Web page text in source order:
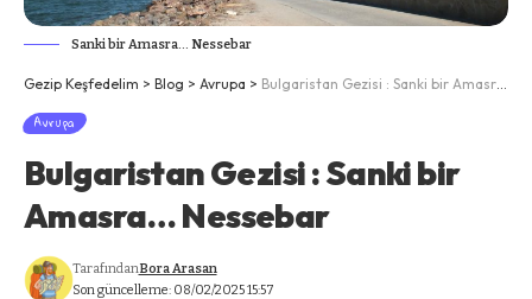
Sanki bir Amasra... Nessebar
Gezip Keşfedelim > Blog > Avrupa > Bulgaristan Gezisi : Sanki bir Amasra… Nessebar
Avrupa
Bulgaristan Gezisi : Sanki bir
Amasra… Nessebar
Son güncelleme: 08/02/2025 15:57
TarafındanBora Arasan